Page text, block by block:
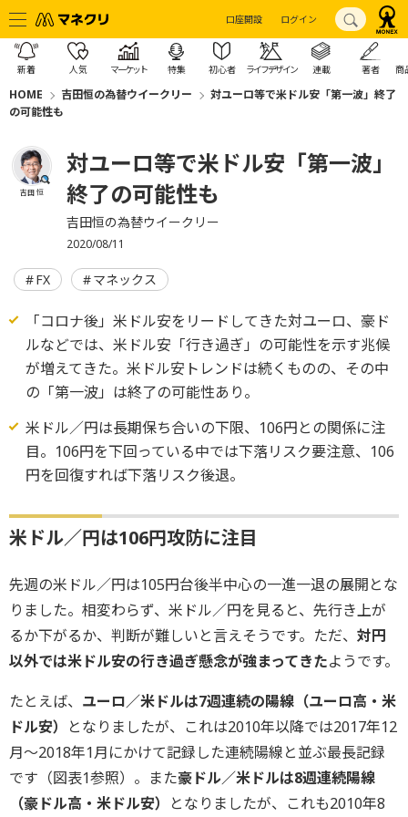
口座開設 ログイン
新着 人気 マーケット 特集 初心者 ライフデザイン 連載 著者 商
HOME 吉田恒の為替ウイークリー
対ユーロ等で米ドル安「第一波」終了
の可能性も
吉田 恒
対ユーロ等で米ドル安「第一波」
終了の可能性も
吉田恒の為替ウイークリー
2020/08/11
FX マネックス
「コロナ後」米ドル安をリードしてきた対ユーロ、豪ド
ルなどでは、米ドル安「行き過ぎ」の可能性を示す兆候
が増えてきた。米ドル安トレンドは続くものの、その中
の「第一波」は終了の可能性あり。
米ドル／円は長期保ち合いの下限、106円との関係に注
目。106円を下回っている中では下落リスク要注意、106
円を回復すれば下落リスク後退。
米ドル／円は106円攻防に注目
先週の米ドル／円は105円台後半中心の一進一退の展開とな
りました。相変わらず、米ドル／円を見ると、先行き上が
るか下がるか、判断が難しいと言えそうです。ただ、 対円
以外では米ドル安の行き過ぎ懸念が強まってきたようです。
たとえば、 ユーロ／米ドルは7週連続の陽線（ユーロ高・米
ドル安）
となりましたが、これは2010年以降では2017年12
月～2018年1月にかけて記録した連続陽線と並ぶ最長記録
です（図表1参照）。また豪ドル／米ドルは8週連続陽線
（豪ドル高・米ドル安）
となりましたが、これも2010年8